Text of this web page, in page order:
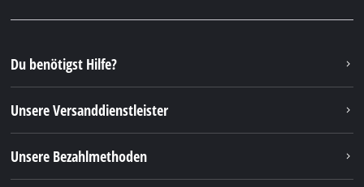
Du benötigst Hilfe?
Unsere Versanddienstleister
Unsere Bezahlmethoden